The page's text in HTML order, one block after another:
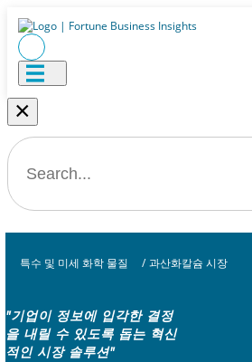
×
특수 및 미세 화학 물질 / 과산화칼슘 시장
"기업이 정보에 입각한 결정
을 내릴 수 있도록 돕는 혁신
적인 시장 솔루션"